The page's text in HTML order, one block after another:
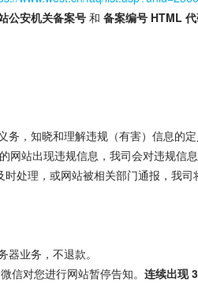
公安机关备案号和 备案编号 HTML
，知晓和理解违规（有害）信息的定
站出现违规信息，我司会对违规信
处理，或网站被相关部门通报，我
业务，不退款。
信对您进行网站暂停告知。 连续出现